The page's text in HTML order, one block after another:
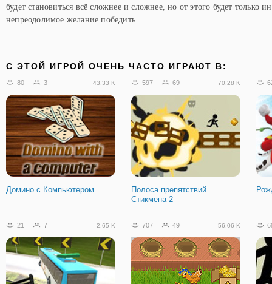
будет становиться всё сложнее и сложнее, но от этого будет только
непреодолимое желание победить.
C ЭТОЙ ИГРОЙ ОЧЕНЬ ЧАСТО ИГРАЮТ В:
80 3 43.33 K
Домино с Компьютером
597 69 70.28 K
Полоса препятствий
Стикмена 2
21 7 2.65 K 707 49 56.06 K